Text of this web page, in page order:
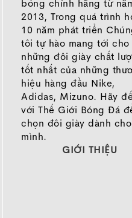
bóng chính hãng từ
2013, Trong quá trình
10 năm phát triển
tôi tự hào mang tới cho
những đôi giày chất
tốt nhất của những
hiệu hàng đầu Nike,
Adidas, Mizuno. Hãy
với Thế Giới Bóng Đá
chọn đôi giày dành cho
mình.
GIỚI THIỆU